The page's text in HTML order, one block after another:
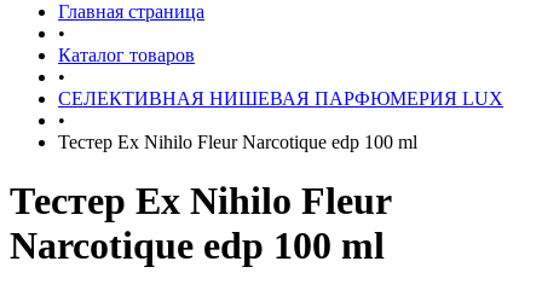
Главная страница
•
Каталог товаров
•
СЕЛЕКТИВНАЯ НИШЕВАЯ ПАРФЮМЕРИЯ LUX
•
Тестер Ex Nihilo Fleur Narcotique edp 100 ml
Тестер Ex Nihilo Fleur
Narcotique edp 100 ml